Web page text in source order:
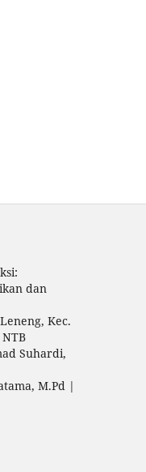
dan
Kec.
Suhardi,
M.Pd |